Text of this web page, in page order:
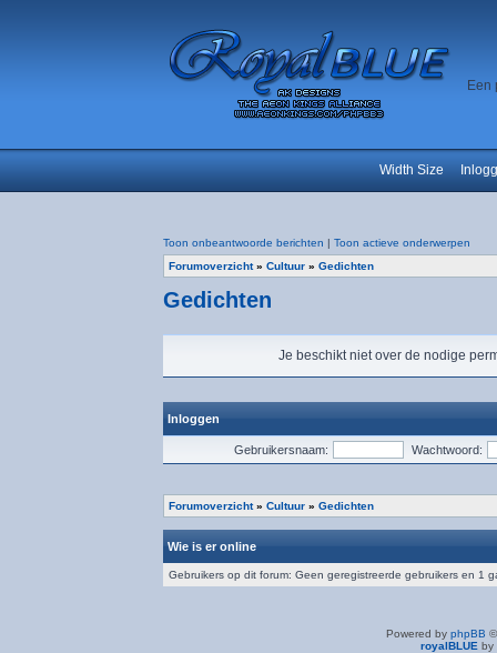
Een
Width Size
Toon onbeantwoorde berichten | Toon actieve onderwerpen
Forumoverzicht» Cultuur » Gedichten
Gedichten
Je beschikt niet over de nodige
Inloggen
Gebruikersnaam: Wachtwoord:
Forumoverzicht» Cultuur » Gedichten
Wie is er online
Gebruikers op dit forum: Geen geregistreerde gebruikers en 1
Powered by phpBB
royalBLUE by